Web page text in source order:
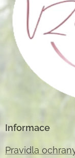
Informace
Pravidla